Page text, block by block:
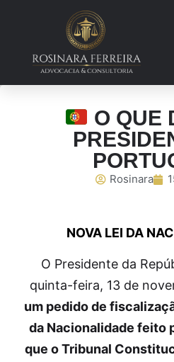
O QUE
Rosinara
NOVA LEI DA
O Presidente da
quinta-feira, 13 de
um pedido de
da Nacionalidade feito
que o Tribunal